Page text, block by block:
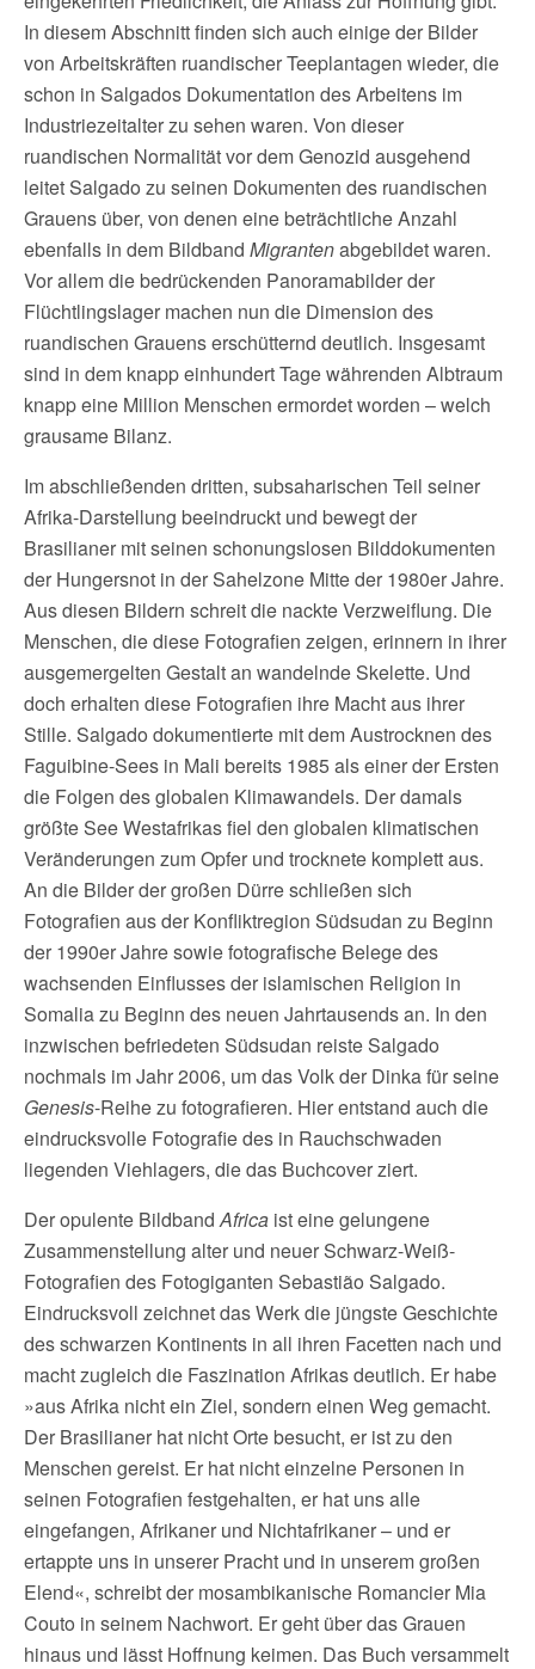
In diesem Abschnitt finden sich auch einige der Bilder
von Arbeitskräften ruandischer Teeplantagen wieder, die
schon in Salgados Dokumentation des Arbeitens im
Industriezeitalter zu sehen waren. Von dieser
ruandischen Normalität vor dem Genozid ausgehend
leitet Salgado zu seinen Dokumenten des ruandischen
Grauens über, von denen eine beträchtliche Anzahl
ebenfalls in dem Bildband Migrantenabgebildet waren.
Vor allem die bedrückenden Panoramabilder der
Flüchtlingslager machen nun die Dimension des
ruandischen Grauens erschütternd deutlich. Insgesamt
sind in dem knapp einhundert Tage währenden Albtraum
knapp eine Million Menschen ermordet worden – welch
grausame Bilanz.
Im abschließenden dritten, subsaharischen Teil seiner
Afrika-Darstellung beeindruckt und bewegt der
Brasilianer mit seinen schonungslosen Bilddokumenten
der Hungersnot in der Sahelzone Mitte der 1980er Jahre.
Aus diesen Bildern schreit die nackte Verzweiflung. Die
Menschen, die diese Fotografien zeigen, erinnern in ihrer
ausgemergelten Gestalt an wandelnde Skelette. Und
doch erhalten diese Fotografien ihre Macht aus ihrer
Stille. Salgado dokumentierte mit dem Austrocknen des
Faguibine-Sees in Mali bereits 1985 als einer der Ersten
die Folgen des globalen Klimawandels. Der damals
größte See Westafrikas fiel den globalen klimatischen
Veränderungen zum Opfer und trocknete komplett aus.
An die Bilder der großen Dürre schließen sich
Fotografien aus der Konfliktregion Südsudan zu Beginn
der 1990er Jahre sowie fotografische Belege des
wachsenden Einflusses der islamischen Religion in
Somalia zu Beginn des neuen Jahrtausends an. In den
inzwischen befriedeten Südsudan reiste Salgado
nochmals im Jahr 2006, um das Volk der Dinka für seine
Genesis-Reihe zu fotografieren. Hier entstand auch die
eindrucksvolle Fotografie des in Rauchschwaden
liegenden Viehlagers, die das Buchcover ziert.
Der opulente BildbandAfrica ist eine gelungene
Zusammenstellung alter und neuer Schwarz-Weiß-
Fotografien des Fotogiganten Sebastião Salgado.
Eindrucksvoll zeichnet das Werk die jüngste Geschichte
des schwarzen Kontinents in all ihren Facetten nach und
macht zugleich die Faszination Afrikas deutlich. Er habe
»aus Afrika nicht ein Ziel, sondern einen Weg gemacht.
Der Brasilianer hat nicht Orte besucht, er ist zu den
Menschen gereist. Er hat nicht einzelne Personen in
seinen Fotografien festgehalten, er hat uns alle
eingefangen, Afrikaner und Nichtafrikaner – und er
ertappte uns in unserer Pracht und in unserem großen
Elend«, schreibt der mosambikanische Romancier Mia
Couto in seinem Nachwort. Er geht über das Grauen
hinaus und lässt Hoffnung keimen. Das Buch versammelt